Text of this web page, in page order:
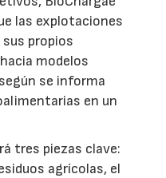
las explotaciones
propios
modelos
se informa
en un
tres piezas clave:
agrícolas, el